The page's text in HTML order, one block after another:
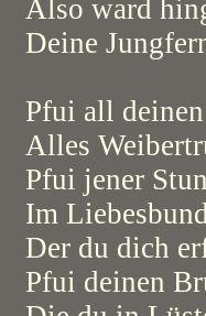
Also ward
Deine
Pfui all
Alles
Pfui jener
Im
Der du dich
Pfui deinen